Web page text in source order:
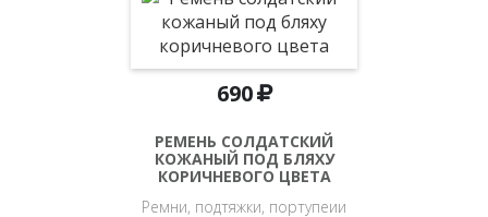
690
РЕМЕНЬ СОЛДАТСКИЙ
КОЖАНЫЙ ПОД БЛЯХУ
КОРИЧНЕВОГО ЦВЕТА
Ремни, подтяжки, портупеии